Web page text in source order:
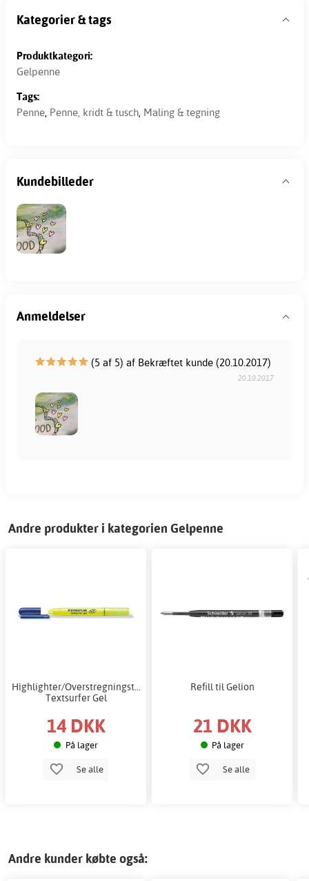
Kategorier & tags
Produktkategori:
Gelpenne
Tags:
Penne, Penne, kridt & tusch, Maling & tegning
Kundebilleder
Anmeldelser
(5 af 5) af Bekræftet kunde (20.10.2017)
20.10.2017
Andre produkter i kategorien Gelpenne
Highlighter/Overstregningstusch
Textsurfer Gel
14 DKK
På lager
Se alle
Refill til Gelion
21 DKK
På lager
Se alle
Andre kunder købte også: